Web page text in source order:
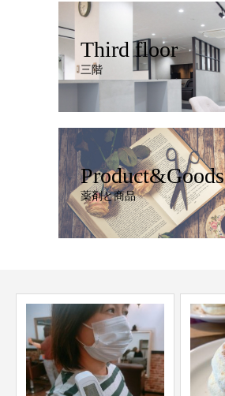
Third floor
三階
Product&Goods
薬剤と商品